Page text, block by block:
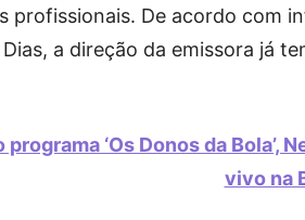
profissionais. De acordo com
a direção da emissora já
programa ‘Os Donos da
vivo na